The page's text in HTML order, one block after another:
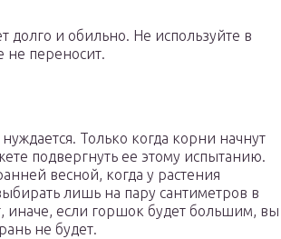
долго и обильно. Не используйте в
не переносит.
Только когда корни начнут
подвергнуть ее этому испытанию.
весной, когда у растения
лишь на пару сантиметров в
иначе, если горшок будет большим, вы
не будет.